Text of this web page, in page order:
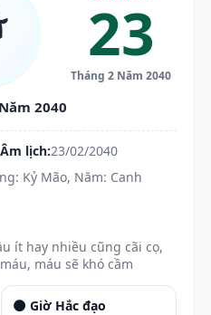
23
Tháng 2 Năm 2040
2040
Âm lịch:23/02/2040
Kỷ Mão, Năm: Canh
ít hay nhiều cũng cãi cọ,
máu sẽ khó cầm
🌑 Giờ Hắc đạo